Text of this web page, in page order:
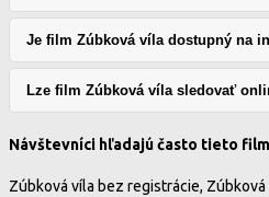
Je film Zúbková víla dostupný na
Lze film Zúbková víla sledovať
Návštevníci hľadajú často tieto
Zúbková víla bez registrácie,